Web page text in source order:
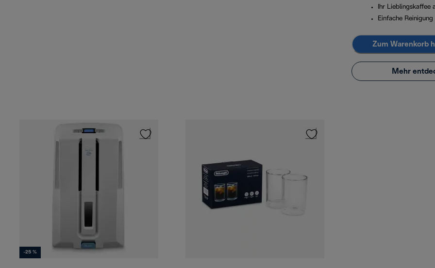
Ihr Lieblingskaffee
Einfache Reinigung
Zum Warenkorb
Mehr
-25 %